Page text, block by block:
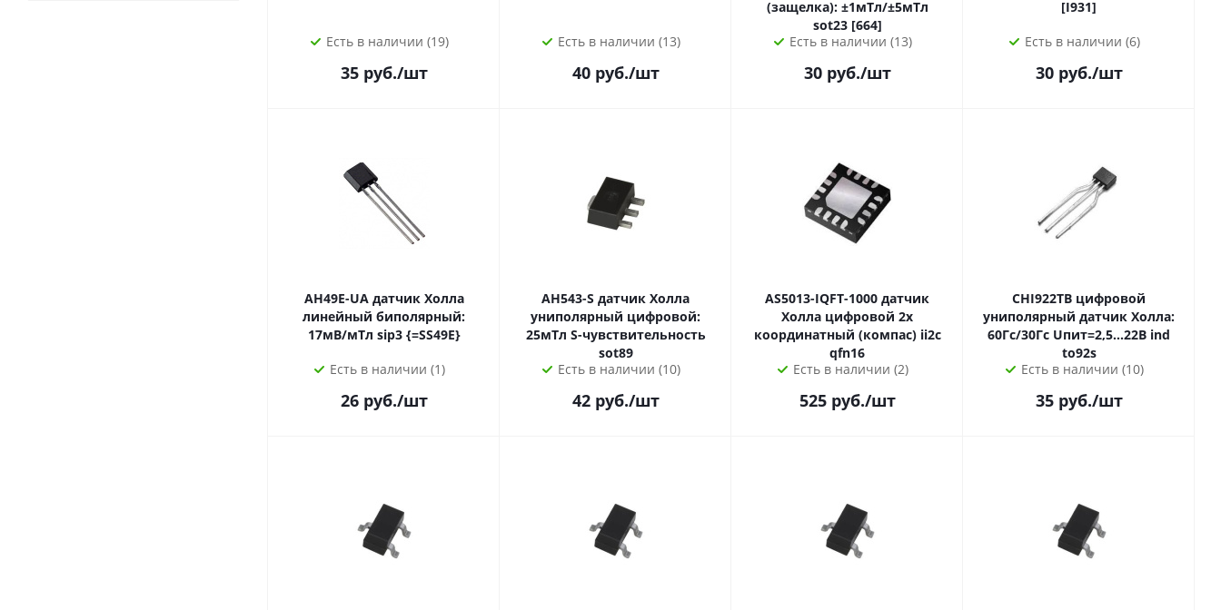
Есть в наличии (19)
35руб./шт
Есть в наличии (13)
40руб./шт
(защелка): ±1мТл/±5мТл
sot23 [664]
Есть в наличии (13)
30руб./шт
[I931]
Есть в наличии (6)
30руб./шт
AH49E-UA датчик Холла
линейный биполярный:
17мВ/мТл sip3 {=SS49E}
Есть в наличии (1)
26руб./шт
AH543-S датчик Холла
униполярный цифровой:
25мТл S-чувствительность
sot89
Есть в наличии (10)
42руб./шт
AS5013-IQFT-1000 датчик
Холла цифровой 2х
координатный (компас) ii2c
qfn16
Есть в наличии (2)
525руб./шт
CHI922TB цифровой
униполярный датчик Холла:
60Гс/30Гс Uпит=2,5...22В ind
to92s
Есть в наличии (10)
35руб./шт